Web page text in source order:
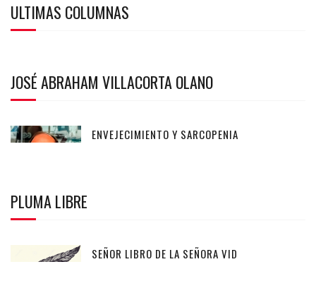
ULTIMAS COLUMNAS
JOSÉ ABRAHAM VILLACORTA OLANO
ENVEJECIMIENTO Y SARCOPENIA
PLUMA LIBRE
SEÑOR LIBRO DE LA SEÑORA VID